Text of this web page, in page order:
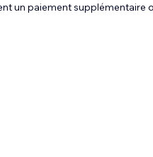
un paiement supplémentaire